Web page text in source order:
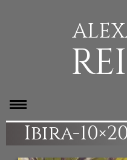
Ibira-10×20